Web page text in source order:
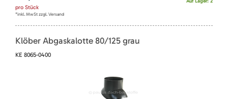
pro Stück
*inkl. MwSt zzgl. Versand
Klöber Abgaskalotte 80/125 grau
KE 8065-0400